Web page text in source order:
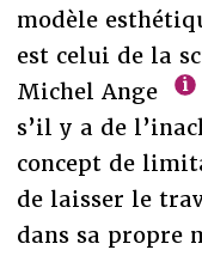
modèle
est celui de la
Michel Ange
s’il y a de
concept de
de laisser le
dans sa propre